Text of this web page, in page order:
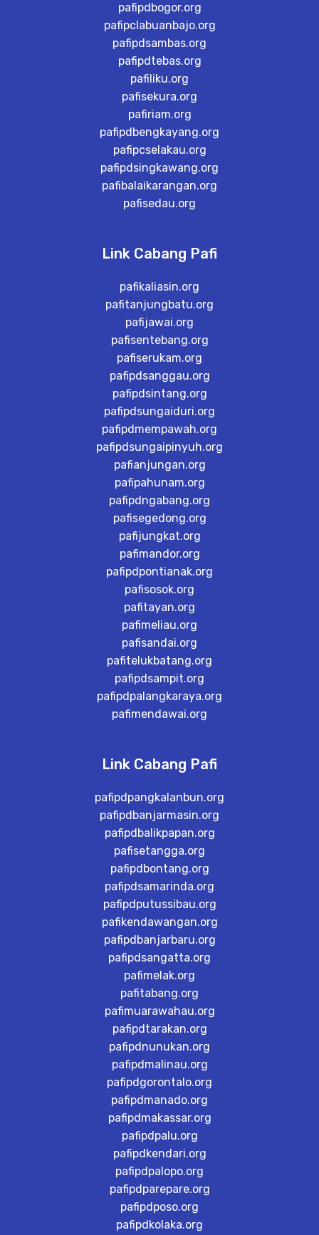
pafipdbogor.org
pafipclabuanbajo.org
pafipdsambas.org
pafipdtebas.org
pafiliku.org
pafisekura.org
pafiriam.org
pafipdbengkayang.org
pafipcselakau.org
pafipdsingkawang.org
pafibalaikarangan.org
pafisedau.org
Link Cabang Pafi
pafikaliasin.org
pafitanjungbatu.org
pafijawai.org
pafisentebang.org
pafiserukam.org
pafipdsanggau.org
pafipdsintang.org
pafipdsungaiduri.org
pafipdmempawah.org
pafipdsungaipinyuh.org
pafianjungan.org
pafipahunam.org
pafipdngabang.org
pafisegedong.org
pafijungkat.org
pafimandor.org
pafipdpontianak.org
pafisosok.org
pafitayan.org
pafimeliau.org
pafisandai.org
pafitelukbatang.org
pafipdsampit.org
pafipdpalangkaraya.org
pafimendawai.org
Link Cabang Pafi
pafipdpangkalanbun.org
pafipdbanjarmasin.org
pafipdbalikpapan.org
pafisetangga.org
pafipdbontang.org
pafipdsamarinda.org
pafipdputussibau.org
pafikendawangan.org
pafipdbanjarbaru.org
pafipdsangatta.org
pafimelak.org
pafitabang.org
pafimuarawahau.org
pafipdtarakan.org
pafipdnunukan.org
pafipdmalinau.org
pafipdgorontalo.org
pafipdmanado.org
pafipdmakassar.org
pafipdpalu.org
pafipdkendari.org
pafipdpalopo.org
pafipdparepare.org
pafipdposo.org
pafipdkolaka.org